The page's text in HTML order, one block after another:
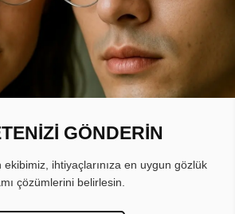
GÖNDERİN
ihtiyaçlarınıza en uygun gözlük
çözümlerini belirlesin.